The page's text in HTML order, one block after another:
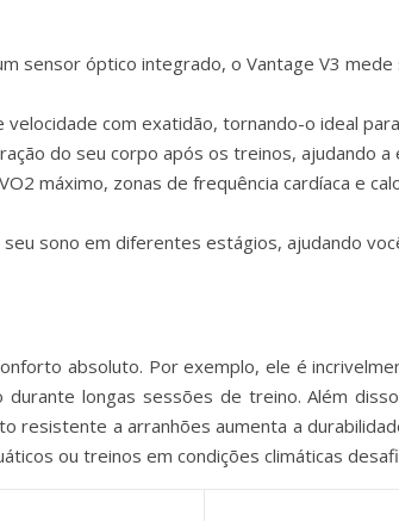
sensor óptico integrado, o Vantage V3
com exatidão, tornando-o ideal
do seu corpo após os treinos, ajudando
máximo, zonas de frequência cardíaca e
seu sono em diferentes estágios, ajudando
absoluto. Por exemplo, ele é
longas sessões de treino. Além
a arranhões aumenta a
ou treinos em condições climáticas